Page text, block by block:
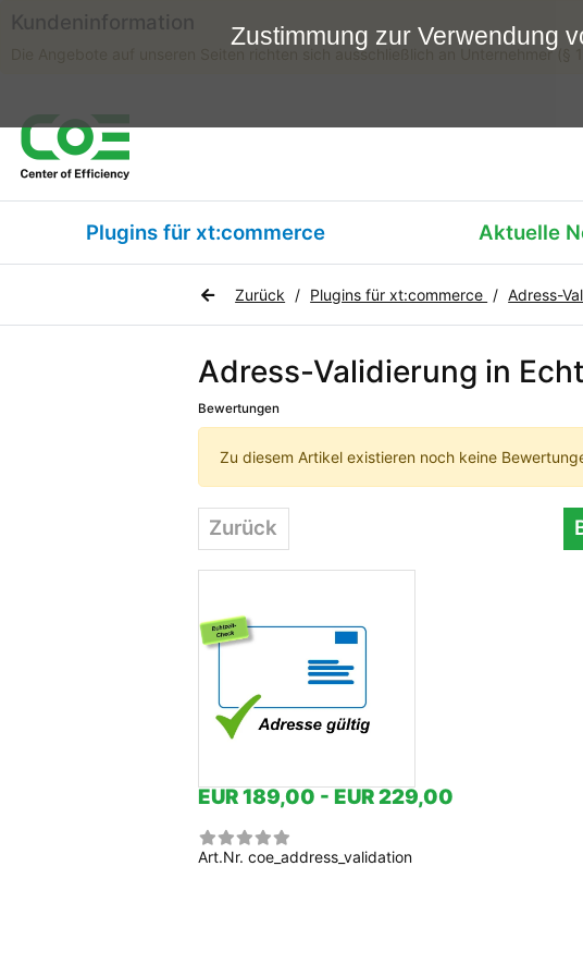
Kundeninformation
Die Angebote auf unseren Seiten richten sich ausschließlich an Unternehmer
Plugins für xt:commerce Aktuelle
Zurück Plugins für xt:commerce Adress-
Adress-Validierung in
Bewertungen
Zu diesem Artikel existieren noch keine
Zurück
EUR 189,00 - EUR 229,00
Art.Nr. coe_address_validation
Zustimmung zur Verwendung